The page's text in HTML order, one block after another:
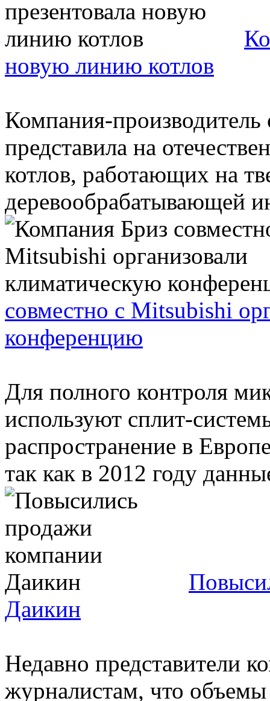
новую линию котлов
Компания-производитель
представила на
котлов, работающих на
деревообрабатывающей
совместно с Mitsubishi
конференцию
Для полного контроля
используют сплит-
распространение в
так как в 2012 году
Даикин
Недавно представители
журналистам, что